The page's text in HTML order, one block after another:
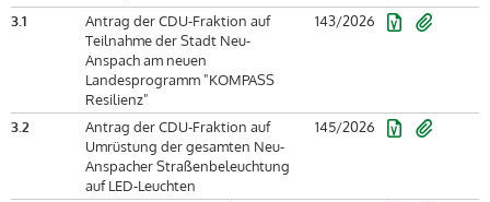
3.1
Antrag der CDU-Fraktion auf
Teilnahme der Stadt Neu-
Anspach am neuen
Landesprogramm "KOMPASS
Resilienz"
143/2026
3.2
Antrag der CDU-Fraktion auf
Umrüstung der gesamten Neu-
Anspacher Straßenbeleuchtung
auf LED-Leuchten
145/2026